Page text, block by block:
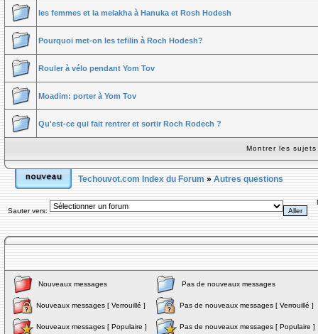
les femmes et la melakha à Hanuka et Rosh Hodesh
Pourquoi met-on les tefilin à Roch Hodesh?
Rouler à vélo pendant Yom Tov
Moadim: porter à Yom Tov
Qu'est-ce qui fait rentrer et sortir Roch Rodech ?
Montrer les
Techouvot.com Index du Forum » Autres questions
Sauter vers:
Nouveaux messages Pas de nouveaux messages
Nouveaux messages [ Verrouillé ] Pas de nouveaux messages [ Verrouillé ]
Nouveaux messages [ Populaire ] Pas de nouveaux messages [ Populaire ]